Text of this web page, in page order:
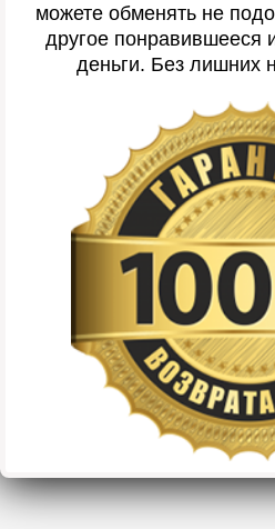
можете обменять не
другое
деньги. Без лишних